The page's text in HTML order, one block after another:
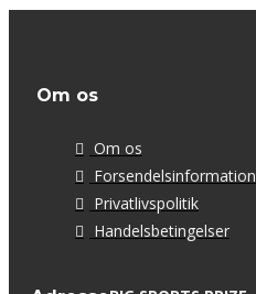
Om os
Om os
Forsendelsinformation
Privatlivspolitik
Handelsbetingelser